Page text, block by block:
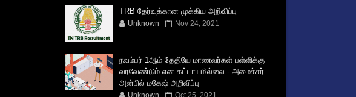
TRB தேர்வுக்கான முக்கிய அறிவிப்பு
Unknown Nov 24, 2021
நவம்பர் 1ஆம் தேதியே மாணவர்கள் பள்ளிக்கு
வரவேண்டும் என கட்டாயமில்லை - அமைச்சர்
அன்பில் மகேஷ் அறிவிப்பு
Unknown Oct 25, 2021